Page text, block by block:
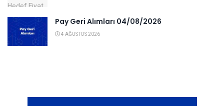
Pay Geri Alımları 04/08/2026
4 AĞUSTOS 2026